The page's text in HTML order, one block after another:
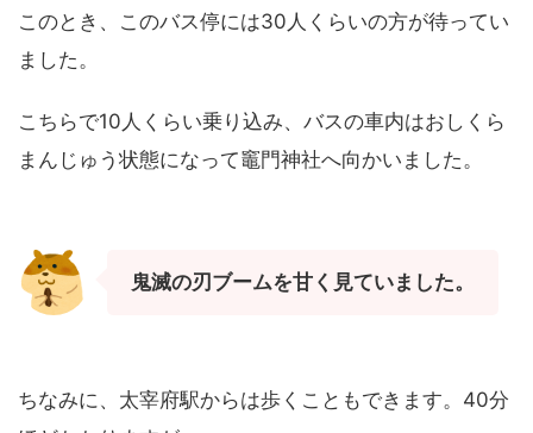
このとき、このバス停には30人くらいの方が待ってい
ました。
こちらで10人くらい乗り込み、バスの車内はおしくら
まんじゅう状態になって竈門神社へ向かいました。
鬼滅の刃ブームを甘く見ていました。
ちなみに、太宰府駅からは歩くこともできます。40分